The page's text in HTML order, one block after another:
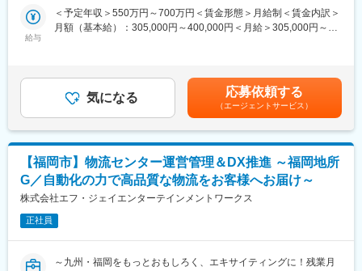
が身に付きます
すが、その分成長の機会も多く、チャレンジしたいことに進んで
取り組むことができます！
・業務の改善提案は大歓迎です。改善点やアイデアの提案なども
可能！「提案」というと堅苦しく感じるかもしれませんが、普段
の会話の中でアイデアを教えていただき、上司・同僚と一緒にア
イデアを形にしていけます！
・弊社のクライアントに対して、事業拡大のための販促支援や物
流コスト削減などの提案を行え、クライアントと並走して業務に
取り組むことができます！
ーシングの受託等）を担っており、2022年2月設立した新しい会
社です。
・収支計画、管理
・センター内のプロジェクトリード及び、進捗管理
・現場オペレーション管理
・荷主との調整・折衝
当社では、省人化・省力化に向けたテクノロジー活用を進めてお
りますので
業務などを通し、
親会社の福岡地所や、外部ベンダーとやり取り頂く可能性もござ
給与
＜予定年収＞550万円～700万円＜賃金形態＞月給制＜賃金内訳＞
月額（基本給）：305,000円～400,000円＜月給＞305,000円～
あり、選考を通じて上下する可能性があります。月給(月額)は固定
手当を含めた表記です。
気になる 応募依頼する
（エージェントサービス）
【福岡市】物流センター運営管理＆DX推進 ～福岡地所
G／自動化の力で高品質な物流をお客様へお届け～
株式会社エフ・ジェイエンターテインメントワークス
正社員
～九州・福岡をもっとおもしろく、エキサイティングに！残業月